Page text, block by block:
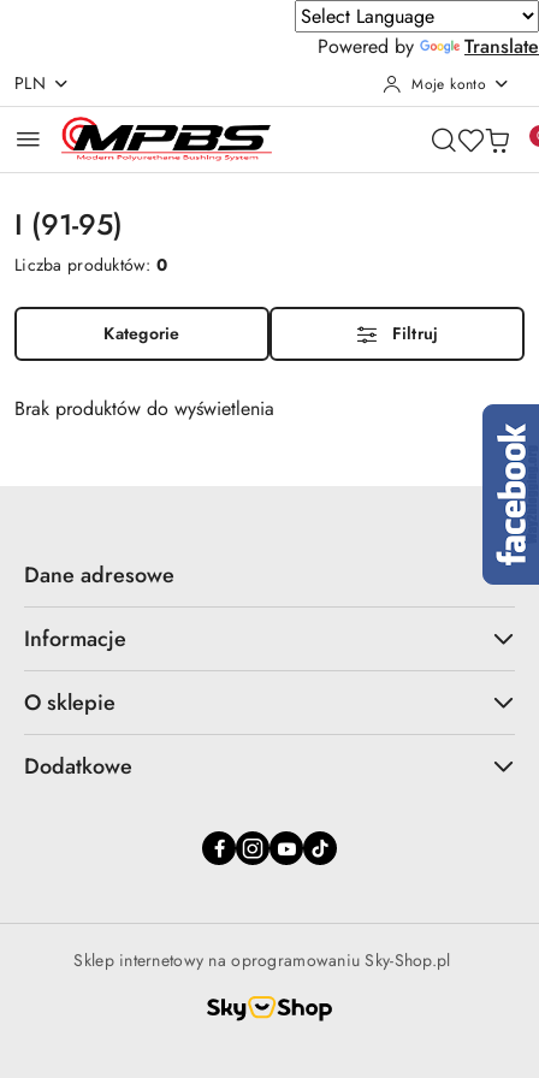
Powered by
Translate
Przejdź do treści głównej
Przejdź do wyszukiwarki
Przejdź do moje konto
Przejdź do menu głównego
Przejdź do stopki
PLN Moje konto
I (91-95)
Liczba produktów:0
Kategorie Filtruj
Brak produktów do wyświetlenia
Dane adresowe
Informacje
O sklepie
Dodatkowe
Sklep internetowy na oprogramowaniu Sky-Shop.pl